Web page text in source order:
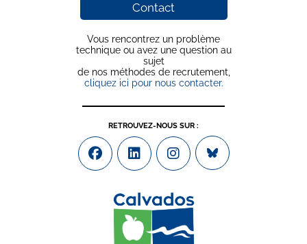
Contact
Vous rencontrez un problème
technique ou avez une question au
sujet
de nos méthodes de recrutement,
cliquez ici pour nous contacter.
RETROUVEZ-NOUS SUR :